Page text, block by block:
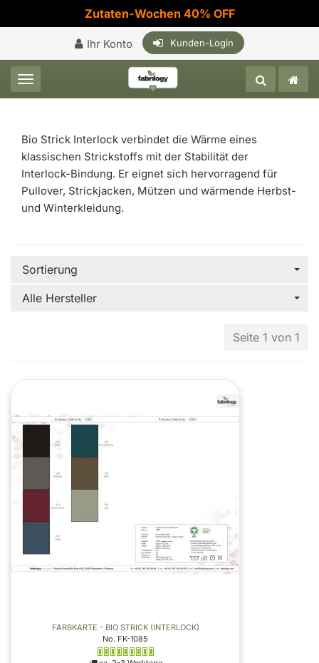
Zutaten-Wochen 40% OFF
Ihr Konto Kunden-Login
Toggle navigation
Bio Strick Interlock verbindet die Wärme eines
klassischen Strickstoffs mit der Stabilität der
Interlock-Bindung. Er eignet sich hervorragend für
Pullover, Strickjacken, Mützen und wärmende Herbst-
und Winterkleidung.
Sortierung
Alle Hersteller
Seite 1 von 1
FARBKARTE - BIO STRICK (INTERLOCK)
No. FK-1085